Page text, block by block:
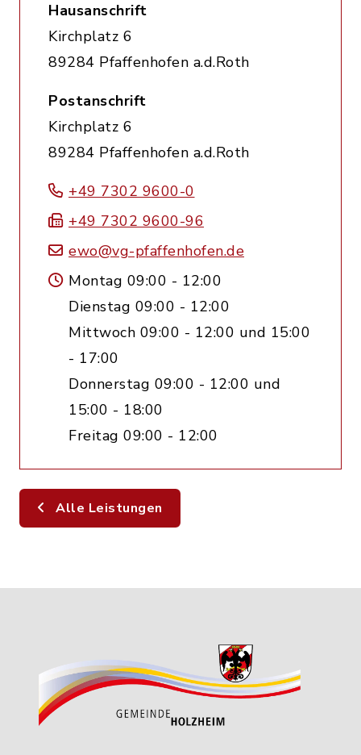
Hausanschrift
Kirchplatz 6
89284 Pfaffenhofen a.d.Roth
Postanschrift
Kirchplatz 6
89284 Pfaffenhofen a.d.Roth
+49 7302 9600-0
+49 7302 9600-96
ewo@vg-pfaffenhofen.de
Montag 09:00 - 12:00
Dienstag 09:00 - 12:00
Mittwoch 09:00 - 12:00 und 15:00
- 17:00
Donnerstag 09:00 - 12:00 und
15:00 - 18:00
Freitag 09:00 - 12:00
Alle Leistungen